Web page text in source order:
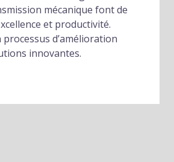
mécanique font de
et productivité.
d’amélioration
innovantes.